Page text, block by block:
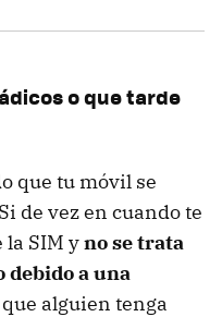
o que tarde
que tu móvil se
de vez en cuando te
la SIM yno se trata
a una
alguien tenga